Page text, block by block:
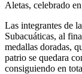
Aletas, celebrado
Las integrantes de
Subacuáticas, al
medallas doradas,
patrio se quedara
consiguiendo en